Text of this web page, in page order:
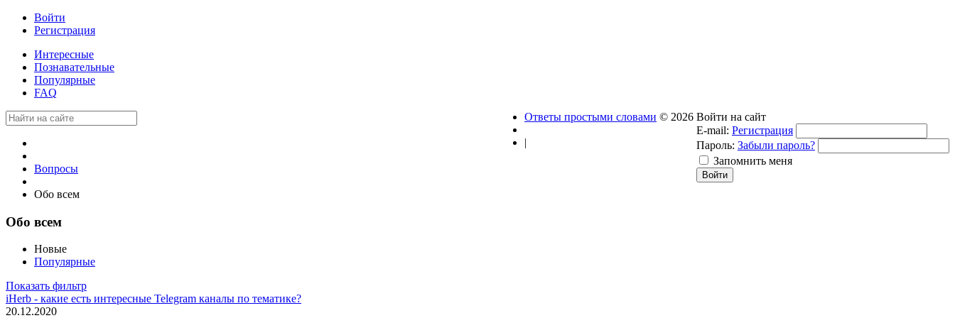
Войти
Регистрация
Интересные
Познавательные
Популярные
FAQ
Вопросы
Обо всем
Обо всем
Новые
Популярные
Показать фильтр
iHerb - какие есть интересные Telegram каналы по тематике?
20.12.2020
Войти на сайт
E-mail: Регистрация
Пароль: Забыли пароль?
Запомнить меня
Ответы простыми словами © 2026
|